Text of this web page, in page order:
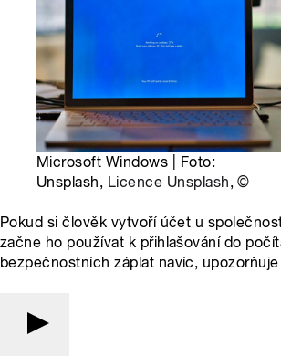
Microsoft Windows | Foto:
Unsplash, Licence Unsplash,©
Pokud si člověk vytvoří účet u
začne ho používat k přihlašování do
bezpečnostních záplat navíc, upozorňuje